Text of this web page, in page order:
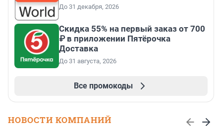
До 31 декабря, 2026
Скидка 55% на первый заказ от 700
₽ в приложении Пятёрочка
Доставка
До 31 августа, 2026
Все промокоды
НОВОСТИ КОМПАНИЙ